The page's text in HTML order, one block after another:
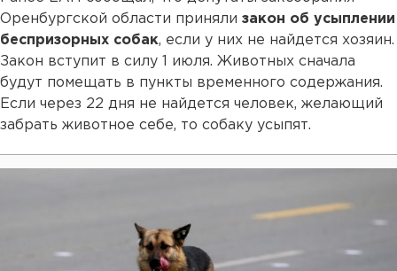
Оренбургской области приняли закон об усыплении
беспризорных собак, если у них не найдется хозяин.
Закон вступит в силу 1 июля. Животных сначала
будут помещать в пункты временного содержания.
Если через 22 дня не найдется человек, желающий
забрать животное себе, то собаку усыпят.